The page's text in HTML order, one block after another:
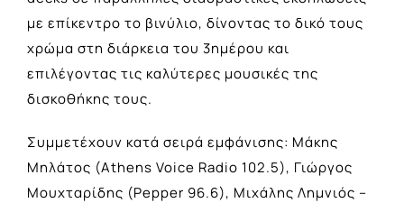
με επίκεντρο το βινύλιο, δίνοντας το δικό τους
χρώμα στη διάρκεια του 3ημέρου και
επιλέγοντας τις καλύτερες μουσικές της
δισκοθήκης τους.
Συμμετέχουν κατά σειρά εμφάνισης: Μάκης
Μηλάτος (Athens Voice Radio 102.5), Γιώργος
Μουχταρίδης (Pepper 96.6), Μιχάλης Λημνιός –